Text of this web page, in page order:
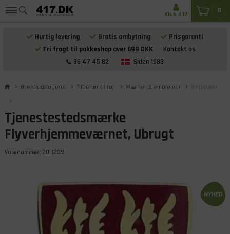
Hurtig levering Gratis ombytning
Prisgaranti
Fri fragt til pakkeshop over 699 DKK
Kontakt os
86 47 45 82
Siden 1983
0
Klub 417
Overskudslageret Tilbehør til tøj Mærker & emblemer Emblemer
Tjenestestedsmærke
Flyverhjemmeværnet, Ubrugt
Varenummer: 20-1239